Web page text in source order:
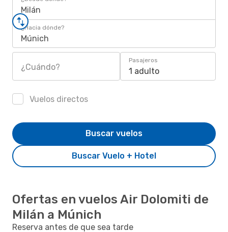
Milán
¿Hacia dónde?
Múnich
¿Cuándo?
Pasajeros
1 adulto
Vuelos directos
Buscar Vuelo + Hotel
Buscar vuelos
Ofertas en vuelos Air Dolomiti de
Milán a Múnich
Reserva antes de que sea tarde